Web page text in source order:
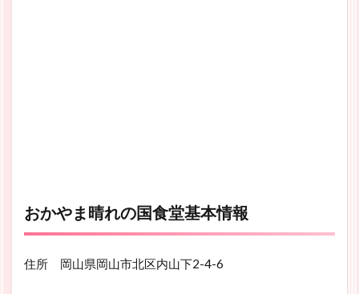
おかやま晴れの国食堂基本情報
住所 岡山県岡山市北区内山下2-4-6